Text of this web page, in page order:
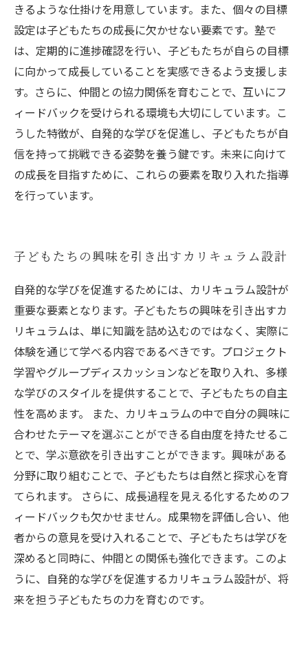
きるような仕掛けを用意しています。また、個々の目標
設定は子どもたちの成長に欠かせない要素です。塾で
は、定期的に進捗確認を行い、子どもたちが自らの目標
に向かって成長していることを実感できるよう支援しま
す。さらに、仲間との協力関係を育むことで、互いにフ
ィードバックを受けられる環境も大切にしています。こ
うした特徴が、自発的な学びを促進し、子どもたちが自
信を持って挑戦できる姿勢を養う鍵です。未来に向けて
の成長を目指すために、これらの要素を取り入れた指導
を行っています。
子どもたちの興味を引き出すカリキュラム設計
自発的な学びを促進するためには、カリキュラム設計が
重要な要素となります。子どもたちの興味を引き出すカ
リキュラムは、単に知識を詰め込むのではなく、実際に
体験を通じて学べる内容であるべきです。プロジェクト
学習やグループディスカッションなどを取り入れ、多様
な学びのスタイルを提供することで、子どもたちの自主
性を高めます。 また、カリキュラムの中で自分の興味に
合わせたテーマを選ぶことができる自由度を持たせるこ
とで、学ぶ意欲を引き出すことができます。興味がある
分野に取り組むことで、子どもたちは自然と探求心を育
てられます。 さらに、成長過程を見える化するためのフ
ィードバックも欠かせません。成果物を評価し合い、他
者からの意見を受け入れることで、子どもたちは学びを
深めると同時に、仲間との関係も強化できます。このよ
うに、自発的な学びを促進するカリキュラム設計が、将
来を担う子どもたちの力を育むのです。